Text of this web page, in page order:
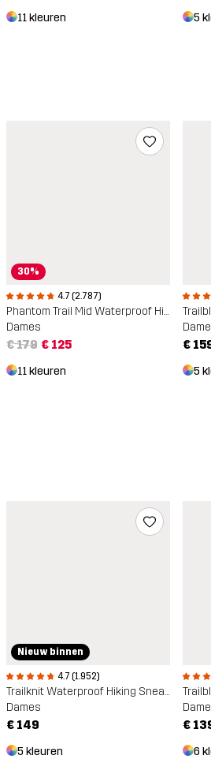
11 kleuren 5
30%
4.7 (2.787)
Phantom Trail Mid Waterproof Hiking Boots
Dames
€ 179 € 125
11 kleuren
€
5
Nieuw binnen
4.7 (1.952)
Trailknit Waterproof Hiking Sneakers
Dames
€ 149
5 kleuren
€
6